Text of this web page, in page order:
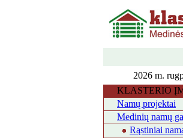
2026 m.
KLASTERIO
Namų projektai
Medinių namų
Rąstiniai